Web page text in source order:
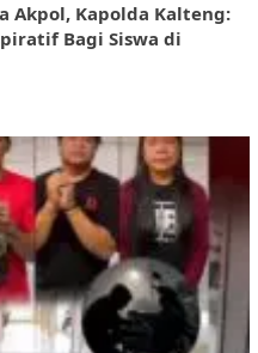
Akpol, Kapolda Kalteng:
Bagi Siswa di